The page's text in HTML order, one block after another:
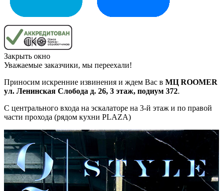
Закрыть окно
Уважаемые заказчики, мы переехали!
Приносим искренние извинения и ждем Вас в МЦ ROOMER
ул. Ленинская Слобода д. 26, 3 этаж, подиум 372.
С центрального входа на эскалаторе на 3-й этаж и по правой
части прохода (рядом кухни PLAZA)